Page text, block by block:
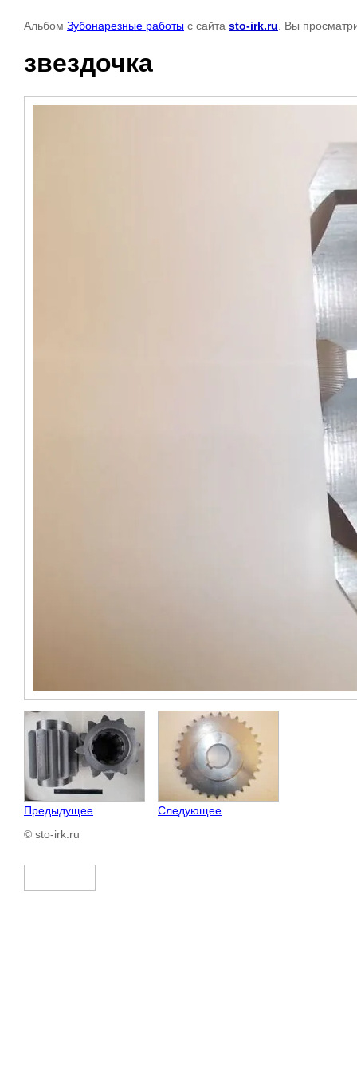
Альбом Зубонарезные работы с сайта sto-irk.ru . Вы
звездочка
Предыдущее
Следующее
© sto-irk.ru